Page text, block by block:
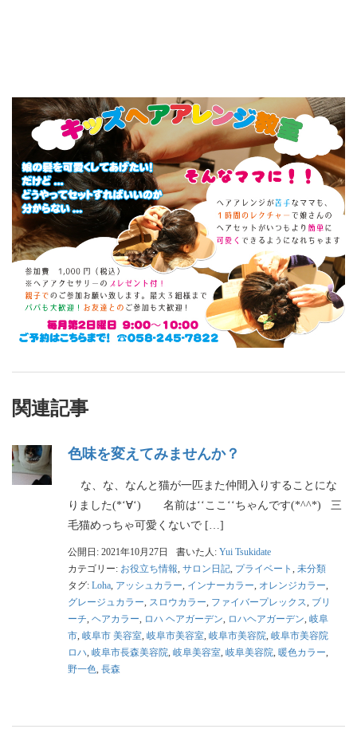
関連記事
色味を変えてみませんか？
な、な、なんと猫が一匹また仲間入りすることにな
りました(*‘∀‘) 名前は‘‘ここ‘‘ちゃんです(*^^*) 三
毛猫めっちゃ可愛くないで […]
公開日: 2021年10月27日 書いた人: Yui Tsukidate
カテゴリー: お役立ち情報, サロン日記, プライベート , 未分類
タグ: Loha, アッシュカラー, インナーカラー, オレンジカラー,
グレージュカラー, スロウカラー, ファイバープレックス, ブリ
ーチ, ヘアカラー, ロハ ヘアガーデン, ロハヘアガーデン, 岐阜
市, 岐阜市 美容室, 岐阜市美容室, 岐阜市美容院, 岐阜市美容院
ロハ, 岐阜市長森美容院, 岐阜美容室, 岐阜美容院, 暖色カラー,
野一色, 長森